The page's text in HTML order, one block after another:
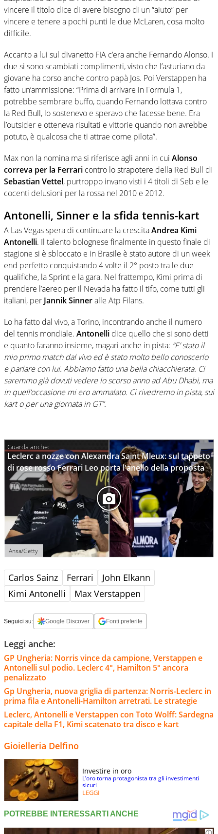
vincere il titolo dice di avere bisogno di un “aiuto” per
vincere e tenere a pochi punti le due McLaren, cosa molto
difficile.
Accanto a lui sul divanetto FIA c’era anche Fernando Alonso. I
due si sono scambiati complimenti, visto che l’asturiano da
giovane ha corso anche contro papà Jos. Poi Verstappen ha
fatto un’ammissione: “Prima di arrivare in Formula 1,
potrebbe sembrare buffo, quando Fernando lottava contro
la Red Bull, lo sostenevo e speravo che facesse bene. Era
l’outsider e otteneva risultati e vittorie quando non avrebbe
potuto, è qualcosa che ti attrae come pilota”.
Max non la nomina ma si riferisce agli anni in cui Alonso
correva per la Ferrari contro lo strapotere della Red Bull di
Sebastian Vettel, purtroppo invano visti i 4 titoli di Seb e le
cocenti delusioni per la rossa nel 2010 e 2012.
Antonelli, Sinner e la sfida tennis-kart
A Las Vegas spera di continuare la crescitaAndrea Kimi
Antonelli. Il talento bolognese finalmente in questo finale di
stagione si è sbloccato e in Brasile è stato autore di un week
end perfetto conquistando 4 volte il 2° posto tra le due
qualifiche, la Sprint e la gara. Nel frattempo, Kimi prima di
prendere l’aereo per il Nevada ha fatto il tifo, come tutti gli
italiani, per Jannik Sinneralle Atp Filans.
Lo ha fatto dal vivo, a Torino, incontrando anche il numero
del tennis mondiale. Antonelli dice quello che si sono detti
e quanto faranno insieme, magari anche in pista: “E’ stato il
mio primo match dal vivo ed è stato molto bello conoscerlo
e parlare con lui. Abbiamo fatto una bella chiacchierata. Ci
saremmo già dovuti vedere lo scorso anno ad Abu Dhabi, ma
in quell’occasione mi ero ammalato. Ci rivedremo in pista, sui
kart o per una giornata in GT”.
Leclerc a nozze con Alexandra Saint Mleux: sul tappeto
di rose rosso Ferrari Leo porta l'anello della proposta
Ansa/Getty
Carlos Sainz Ferrari
John Elkann
Kimi Antonelli
Max Verstappen
Seguici su: Google Discover Fonti preferite
Leggi anche:
GP Ungheria: Norris vince da campione, Verstappen e
Antonelli sul podio. Leclerc 4°, Hamilton 5° ancora
penalizzato
Gp Ungheria, nuova griglia di partenza: Norris-Leclerc in
prima fila e Antonelli-Hamilton arretrati. Le strategie
Leclerc, Antonelli e Verstappen con Toto Wolff: Sardegna
capitale della F1, Kimi scatenato tra disco e kart
Gioielleria Delfino
Investire in oro
L’oro torna protagonista tra gli investimenti
sicuri
LEGGI